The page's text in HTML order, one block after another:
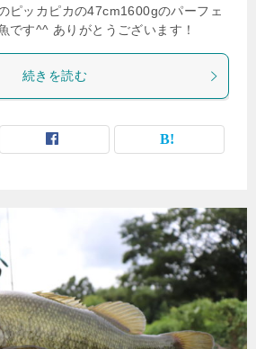
ピッカピカの47cm1600gのパーフェ
です^^ ありがとうございます！
続きを読む